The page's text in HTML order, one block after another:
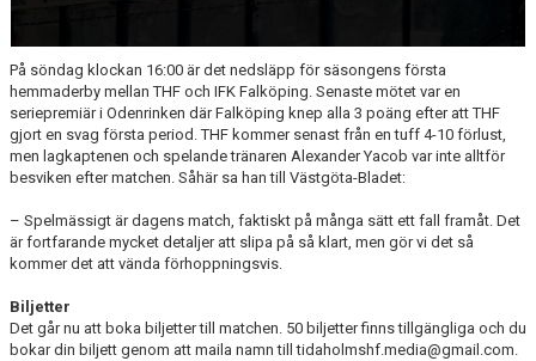
BILDGALLERI
TRISSBOLAGET
DOKUMENT
FÖRSÄKRING
På söndag klockan 16:00 är det nedsläpp för säsongens första
hemmaderby mellan THF och IFK Falköping. Senaste mötet var en
seriepremiär i Odenrinken där Falköping knep alla 3 poäng efter att THF
gjort en svag första period. THF kommer senast från en tuff 4-10 förlust,
men lagkaptenen och spelande tränaren Alexander Yacob var inte alltför
besviken efter matchen. Såhär sa han till Västgöta-Bladet:
– Spelmässigt är dagens match, faktiskt på många sätt ett fall framåt. Det
är fortfarande mycket detaljer att slipa på så klart, men gör vi det så
kommer det att vända förhoppningsvis.
Biljetter
Det går nu att boka biljetter till matchen. 50 biljetter finns tillgängliga och du
bokar din biljett genom att maila namn till tidaholmshf.media@gmail.com.